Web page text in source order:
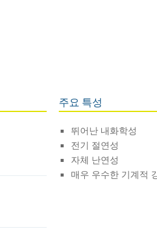
주요 특성
뛰어난 내화학성
전기 절연성
자체 난연성
매우 우수한 기계적